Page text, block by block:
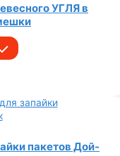
УГЛЯ в
пакетов Дой-